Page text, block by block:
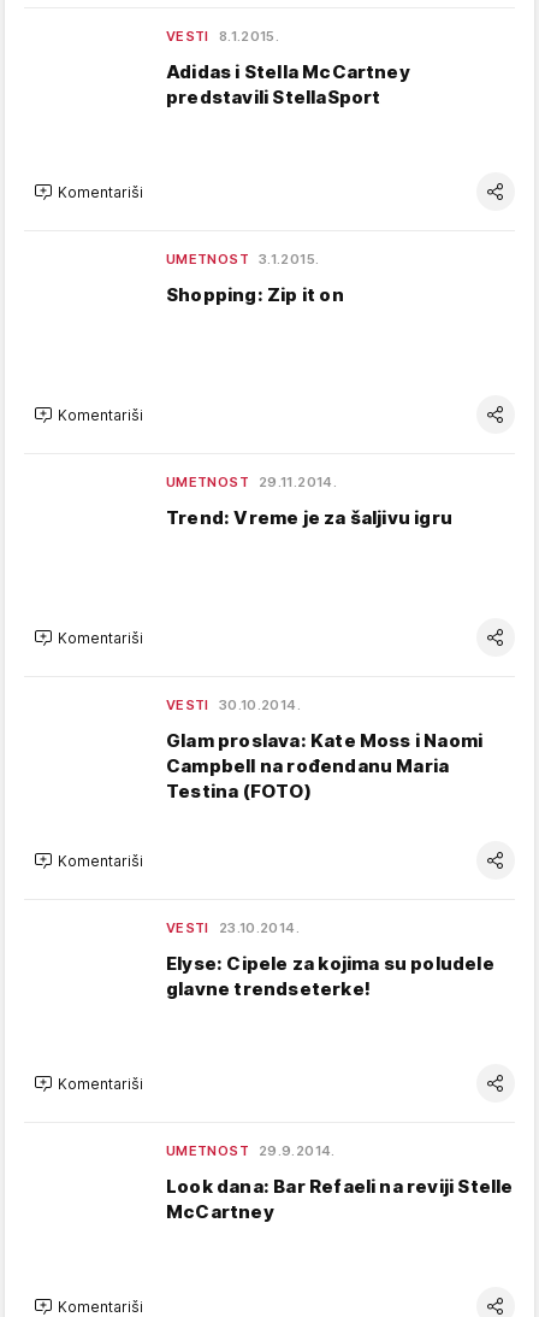
VESTI 8.1.2015.
Adidas i Stella McCartney
predstavili StellaSport
Komentariši
UMETNOST 3.1.2015.
Shopping: Zip it on
Komentariši
UMETNOST 29.11.2014.
Trend: Vreme je za šaljivu igru
Komentariši
VESTI 30.10.2014.
Glam proslava: Kate Moss i Naomi
Campbell na rođendanu Maria
Testina (FOTO)
Komentariši
VESTI 23.10.2014.
Elyse: Cipele za kojima su poludele
glavne trendseterke!
Komentariši
UMETNOST 29.9.2014.
Look dana: Bar Refaeli na reviji Stelle
McCartney
Komentariši